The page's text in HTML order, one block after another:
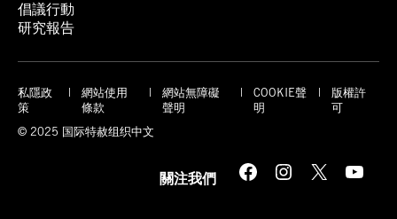
倡議行動
研究報告
私隱政
策
網站使用
條款
網站無障礙
聲明
COOKIE聲
明
版權許
可
© 2025 国际特赦组织中文
關注我們 Facebook Instagram X YouTube